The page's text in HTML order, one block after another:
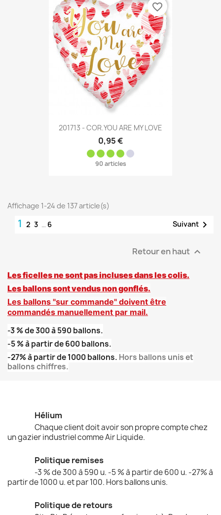
201713 - COR.YOU ARE MY LOVE
0,95 €
90 articles
favorite_border
Affichage 1-24 de 137 article(s)
1 2 3 … 6 Suivant 
Retour en haut 
Les ficelles ne sont pas incluses dans les colis.
Les ballons sont vendus non gonflés.
Les ballons "sur commande" doivent être
commandés manuellement par mail.
-3 % de 300 à 590 ballons.
-5 % à partir de 600 ballons.
-27% à partir de 1000 ballons. Hors ballons unis et
ballons chiffres.
Hélium
Chaque client doit avoir son propre compte chez
un gazier industriel comme Air Liquide.
Politique remises
-3 % de 300 à 590 u. -5 % à partir de 600 u. -27% à
partir de 1000 u. et par 100. Hors ballons unis.
Politique de retours